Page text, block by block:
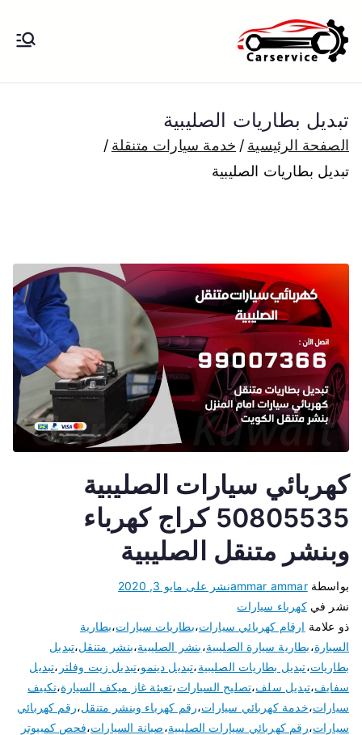
إلى
المحتوى
الكويت
بنشر متنقل الكويت كهرباء وبنشر تبديل
بارخص الاسعار
تبديل بطاريات الصليبية
الصفحة الرئيسية
خدمة سيارات متنقلة
تبديل بطاريات الصليبية
كهربائي سيارات الصليبية
50805535 كراج كهرباء
وبنشر متنقل الصليبية
بواسطةammar ammarنشر على مايو 3, 2020
نشر فيكهرباء سيارات
ذو علامة ارقام كهربائي سيارات،بطاريات سيارات،بطارية
السيارة،بطارية سيارة الصليبية،بنشر الصليبية،بنشر متنقل،تبديل
بطاريات،تبديل بطاريات الصليبية،تبديل دينمو،تبديل زيت وفلتر ،تبديل
سفايف،تبديل سلف،تصليح السيارات،تعبئة غاز ميكف السيارة،تكييف
سيارات،خدمة كهربائي سيارات،رقم كهرباء وبنشر متنقل،رقم كهربائي
سيارات،رقم كهربائي سيارات الصليبية،صيانة السيارات،فحص كمبيوتر